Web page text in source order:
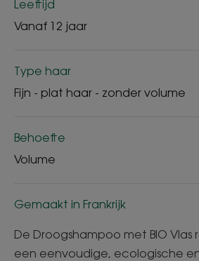
Leeftijd
Vanaf 12 jaar
Type haar
Fijn - plat haar - zonder volume
Behoefte
Volume
Gemaakt in Frankrijk
De Droogshampoo met BIO
een eenvoudige, ecologische